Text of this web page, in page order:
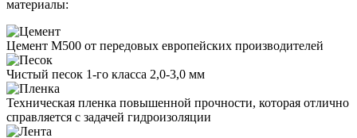
материалы:
Цемент М500 от передовых европейских производителей
Чистый песок 1-го класса 2,0-3,0 мм
Техническая пленка повышенной прочности, которая отлично
справляется с задачей гидроизоляции